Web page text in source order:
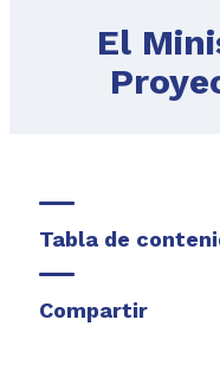
El
Tabla de
Compartir